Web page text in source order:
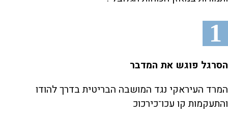
1
הסרגל פוגש את המדבר
המרד העיראקי נגד המושבה הבריטית בדרך להודו
והתעקמות קו עכו־כירכוכ